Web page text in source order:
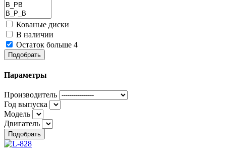
Кованые диски
В наличии
Остаток больше 4
Подобрать
Параметры
Производитель
Год выпуска
Модель
Двигатель
Подобрать